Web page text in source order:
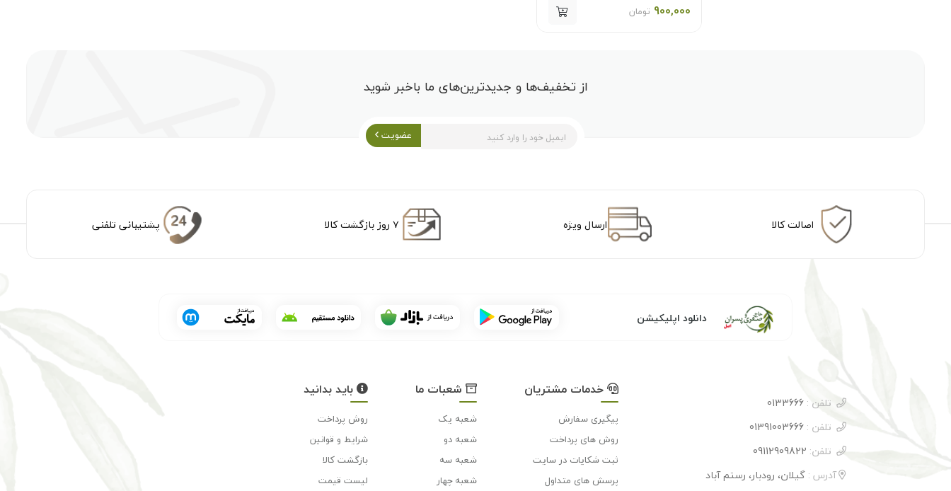
900,000 تومان
از تخفیف‌ها و جدیدترین‌های ما باخبر شوید
عضویت
اصالت کالا ارسال ویژه ۷ روز بازگشت کالا پشتیبانی تلفنی
دانلود اپلیکیشن
تلفن : 0133666
تلفن : 01391003666
تلفن: 09112909822
آدرس :گیلان، رودبار، رستم آباد
خدمات مشتریان
پیگیری سفارش
روش های پرداخت
ثبت شکایات در سایت
پرسش های متداول
شعبات ما
شعبه یک
شعبه دو
شعبه سه
شعبه چهار
باید بدانید
روش پرداخت
شرایط و قوانین
بازگشت کالا
لیست قیمت